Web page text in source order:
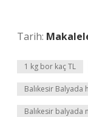
Tarih:
1 kg bor kaç TL
Balıkesir
Balıkesir balyada